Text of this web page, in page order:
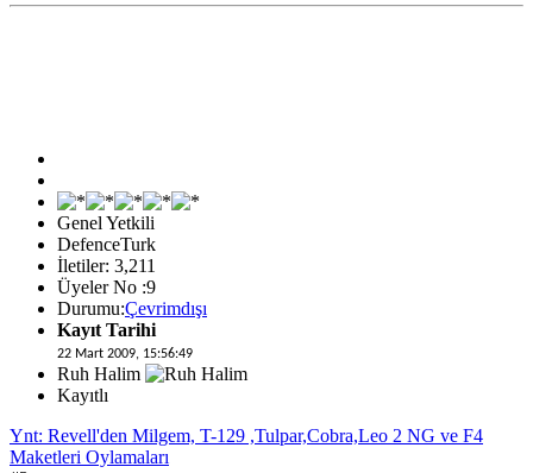
Genel Yetkili
DefenceTurk
İletiler: 3,211
Üyeler No :9
Durumu:Çevrimdışı
Kayıt Tarihi
22 Mart 2009, 15:56:49
Ruh Halim
Kayıtlı
Ynt: Revell'den Milgem, T-129 ,Tulpar,Cobra,Leo 2 NG ve F4
Maketleri Oylamaları